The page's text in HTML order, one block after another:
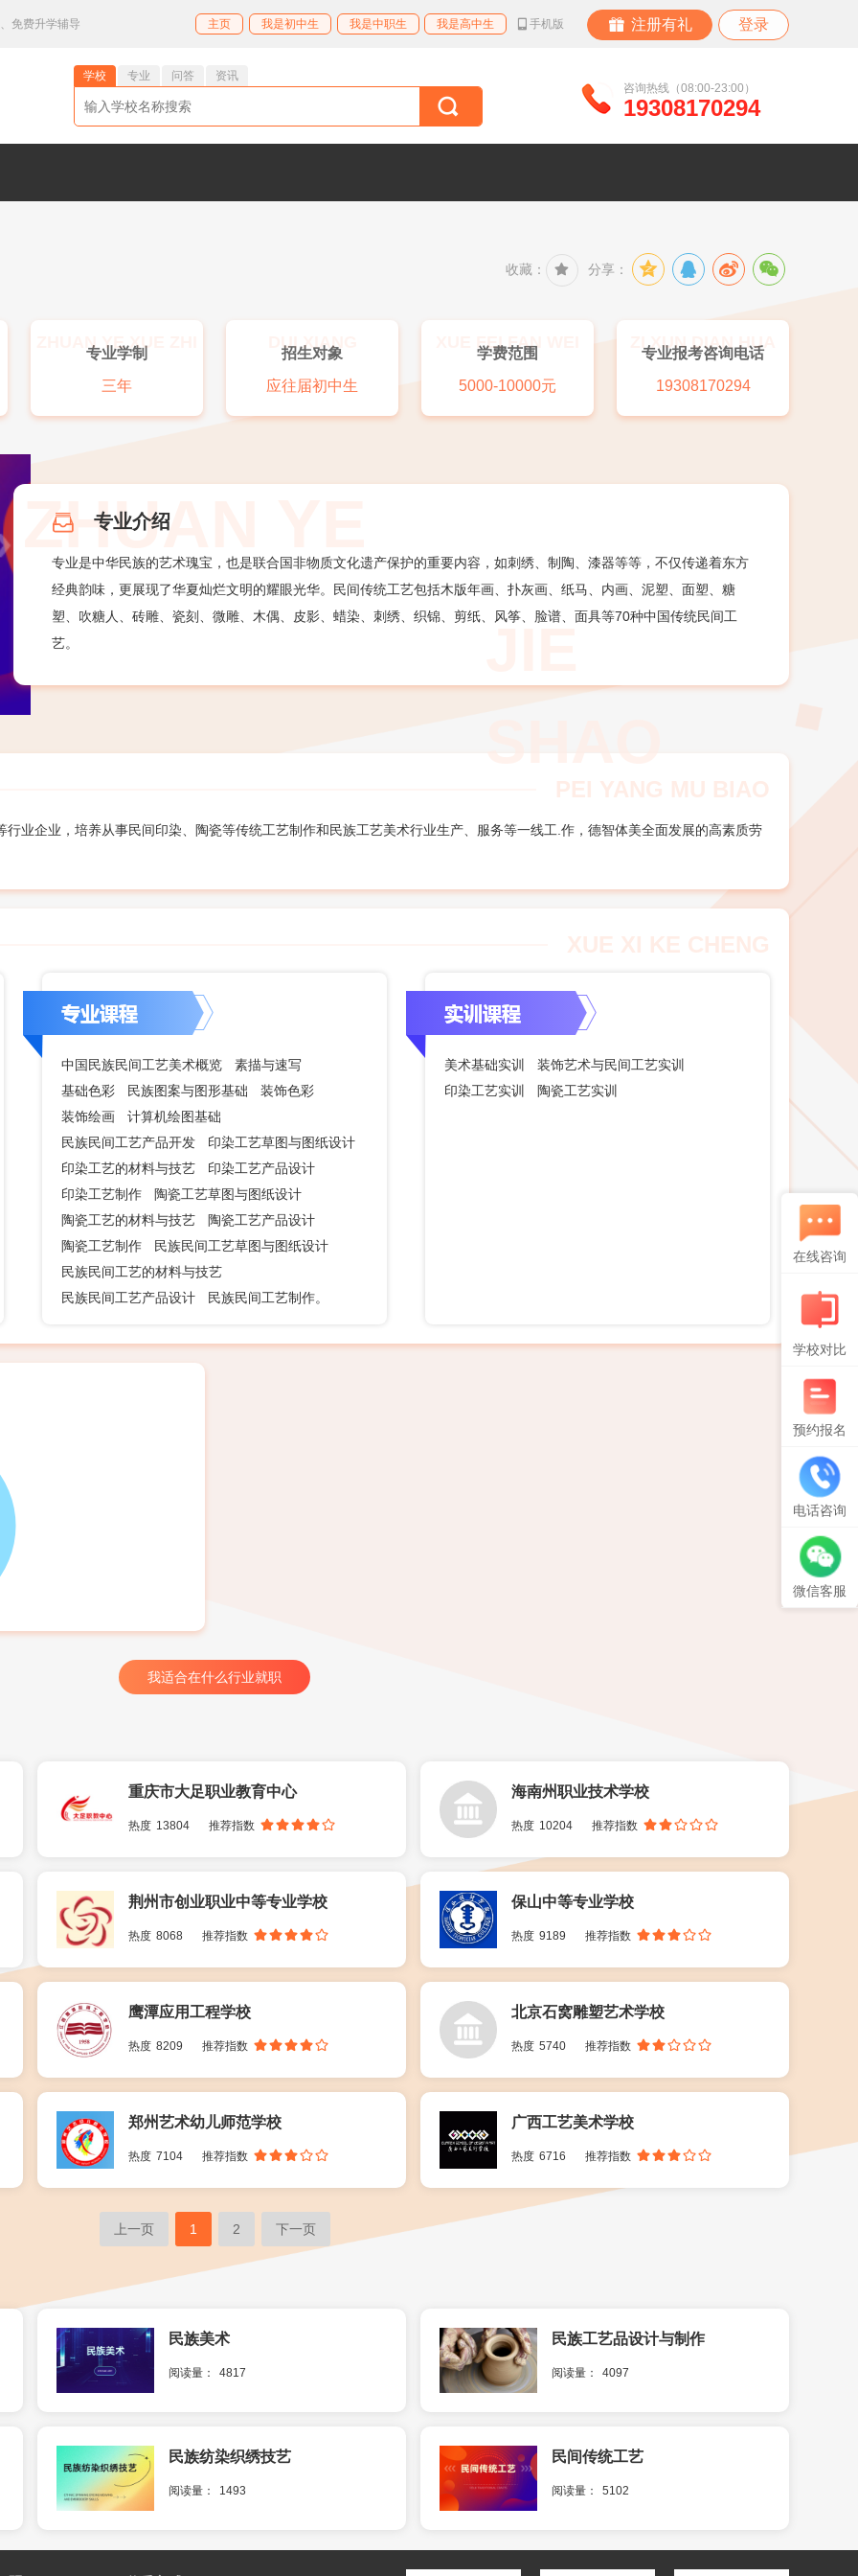
免费升学辅导 主页 我是初中生 我是中职生 我是高中生 手机版 注册有礼 登录
学校 专业 问答
资讯
咨询热线（08:00-23:00）
19308170294
收藏： 分享：
ZHUAN YE XUE ZHI
专业学制
三年
DUI XIANG
招生对象
应往届初中生
XUE FEI FAN WEI
学费范围
5000-10000元
ZI XUN DIAN HUA
专业报考咨询电话
19308170294
专业介绍
专业是中华民族的艺术瑰宝，也是联合国非物质文化遗产保护的重要内容，如刺绣、制陶、漆器等等，不仅传递着东方
经典韵味，更展现了华夏灿烂文明的耀眼光华。民间传统工艺包括木版年画、扑灰画、纸马、内画、泥塑、面塑、糖
塑、吹糖人、砖雕、瓷刻、微雕、木偶、皮影、蜡染、刺绣、织锦、剪纸、风筝、脸谱、面具等70种中国传统民间工
艺。
PEI YANG MU BIAO
业企业，培养从事民间印染、陶瓷等传统工艺制作和民族工艺美术行业生产、服务等一线工.作，德智体美全面发展的高素质劳
XUE XI KE CHENG
中国民族民间工艺美术概览
素描与速写
基础色彩
民族图案与图形基础
装饰色彩
装饰绘画
计算机绘图基础
民族民间工艺产品开发
印染工艺草图与图纸设计
印染工艺的材料与技艺
印染工艺产品设计
印染工艺制作
陶瓷工艺草图与图纸设计
陶瓷工艺的材料与技艺
陶瓷工艺产品设计
陶瓷工艺制作
民族民间工艺草图与图纸设计
民族民间工艺的材料与技艺
民族民间工艺产品设计
民族民间工艺制作。
美术基础实训
装饰艺术与民间工艺实训
印染工艺实训
陶瓷工艺实训
我适合在什么行业就职
重庆市大足职业教育中心
热度 13804 推荐指数
海南州职业技术学校
热度 10204 推荐指数
荆州市创业职业中等专业学校
热度 8068 推荐指数
保山中等专业学校
热度 9189 推荐指数
鹰潭应用工程学校
热度 8209 推荐指数
北京石窝雕塑艺术学校
热度 5740 推荐指数
郑州艺术幼儿师范学校
热度 7104 推荐指数
广西工艺美术学校
热度 6716 推荐指数
上一页 1 2 下一页
民族美术
阅读量： 4817
民族工艺品设计与制作
阅读量： 4097
民族纺染织绣技艺
阅读量： 1493
民间传统工艺
阅读量： 5102
在线咨询
学校对比
预约报名
电话咨询
微信客服